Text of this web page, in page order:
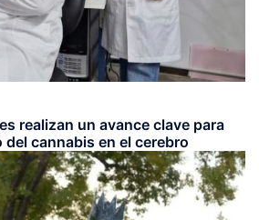
realizan un avance clave para
cannabis en el cerebro